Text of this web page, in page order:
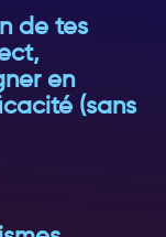
de tes
en
(sans